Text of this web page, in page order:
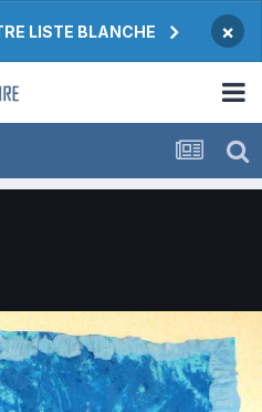
LISTE BLANCHE ×